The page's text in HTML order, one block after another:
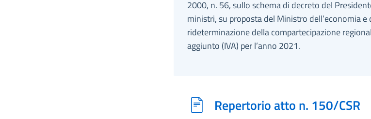
2000, n. 56, sullo schema di decreto del
ministri, su proposta del Ministro dell’economia
rideterminazione della compartecipazione
aggiunto (IVA) per l’anno 2021.
Repertorio atto n. 150/CSR